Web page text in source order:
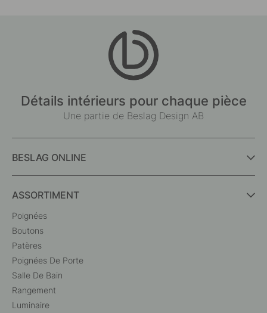
Détails intérieurs pour chaque pièce
Une partie de Beslag Design AB
BESLAG ONLINE
ASSORTIMENT
Poignées
Boutons
Patères
Poignées De Porte
Salle De Bain
Rangement
Luminaire